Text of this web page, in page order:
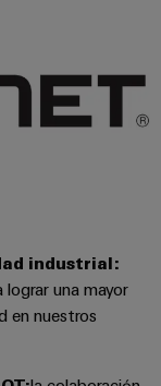
industrial:
lograr una mayor
en nuestros